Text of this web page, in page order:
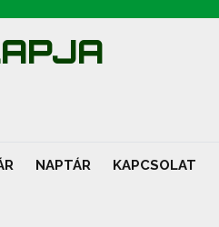
NAPTÁR KAPCSOLAT